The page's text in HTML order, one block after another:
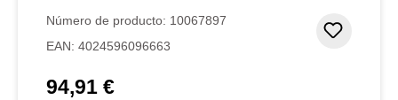
Número de producto: 10067897
EAN: 4024596096663
Precio normal:
94,91 €